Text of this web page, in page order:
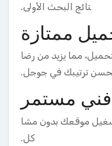
تائج البحث الأولى.
ممتازة
2 ثانية في التحميل، مما يزيد من رضا
ويُحسن ترتيبك في جوجل.
مستمر
موقعك بدون مشا
كل.